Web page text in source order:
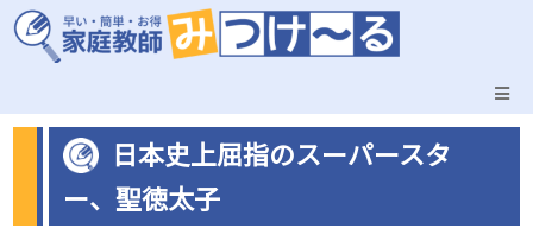
日本史上屈指のスーパースタ
ー、聖徳太子